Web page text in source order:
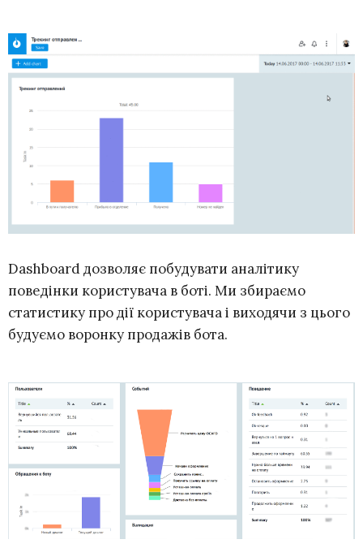
Dashboard дозволяє побудувати аналітику
поведінки користувача в боті. Ми збираємо
статистику про дії користувача і виходячи з цього
будуємо воронку продажів бота.